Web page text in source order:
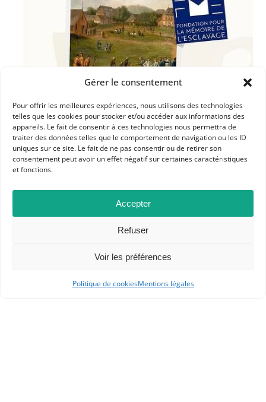
Gérer le consentement
Pour offrir les meilleures expériences, nous utilisons des technologies
telles que les cookies pour stocker et/ou accéder aux informations des
appareils. Le fait de consentir à ces technologies nous permettra de
traiter des données telles que le comportement de navigation ou les ID
uniques sur ce site. Le fait de ne pas consentir ou de retirer son
consentement peut avoir un effet négatif sur certaines caractéristiques
et fonctions.
Accepter
Refuser
Voir les préférences
Politique de cookiesMentions légales
Dans les catégories
ACTUALITÉS